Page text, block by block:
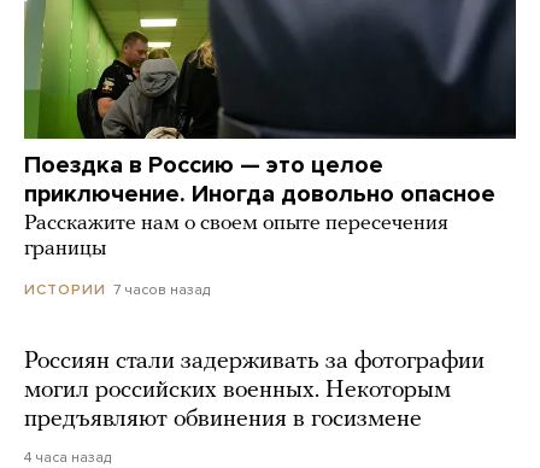
Поездка в Россию — это целое
приключение. Иногда довольно опасное
Расскажите нам о своем опыте пересечения
границы
ИСТОРИИ 7 часов назад
Россиян стали задерживать за фотографии
могил российских военных. Некоторым
предъявляют обвинения в госизмене
4 часа назад